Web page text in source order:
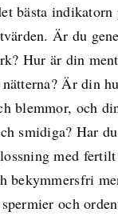
bästa indikatorn
Är du
Hur är din
Är din
blemmor, och
smidiga? Har
med
bekymmersfri
och